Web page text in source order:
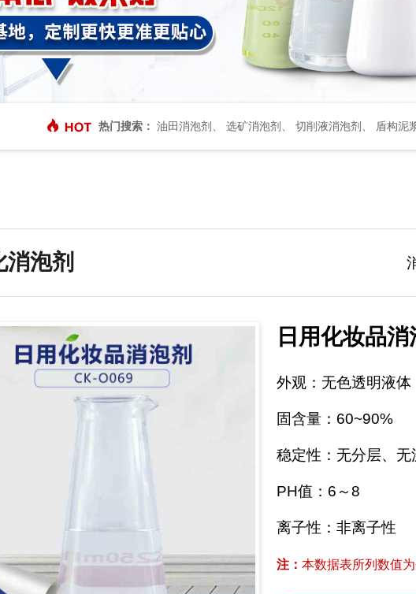
热门搜索： 油田消泡剂 选矿消泡剂 切削液消泡剂 盾构泥
消泡剂
日用化妆品消
外观：无色透明液体
固含量：60~90%
稳定性：无分层、无
PH值：6～8
离子性：非离子性
注： 本数据表所列数值